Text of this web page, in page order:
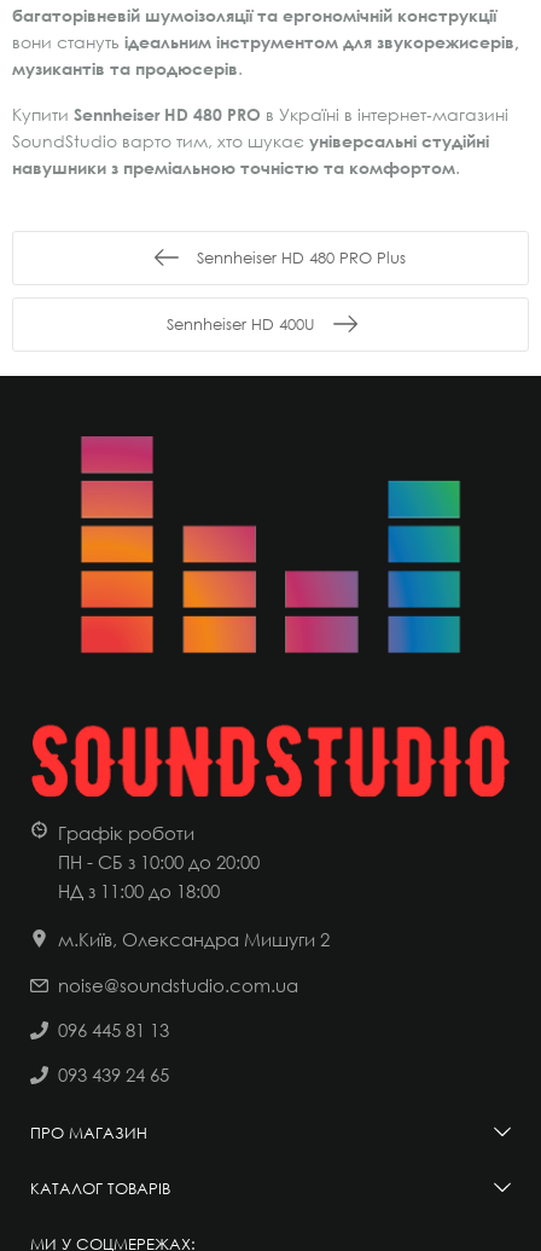
багаторівневій шумоізоляції та ергономічній конструкції
вони стануть ідеальним інструментом для звукорежисерів,
музикантів та продюсерів.
Купити Sennheiser HD 480 PRO в Україні в інтернет‑магазині
SoundStudio варто тим, хто шукає універсальні студійні
навушники з преміальною точністю та комфортом.
Sennheiser HD 480 PRO Plus
Sennheiser HD 400U
Графік роботи
ПН - СБ з 10:00 до 20:00
НД з 11:00 до 18:00
м.Київ, Олександра Мишуги 2
noise@soundstudio.com.ua
096 445 81 13
093 439 24 65
ПРО МАГАЗИН
КАТАЛОГ ТОВАРІВ
МИ У СОЦМЕРЕЖАХ: